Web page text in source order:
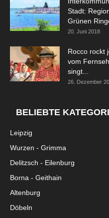
Stadt:
Grünen
20. Juni 2018
Rocco rockt
vom
singt...
26. Dezember
BELIEBTE
Leipzig
Wurzen - Grimma
Delitzsch - Eilenburg
Borna - Geithain
Altenburg
Döbeln